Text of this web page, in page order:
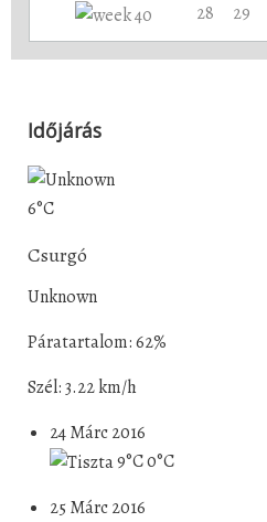
28
29
Időjárás
6°C
Csurgó
Unknown
Páratartalom: 62%
Szél: 3.22 km/h
24 Márc 2016
9°C0°C
25 Márc 2016